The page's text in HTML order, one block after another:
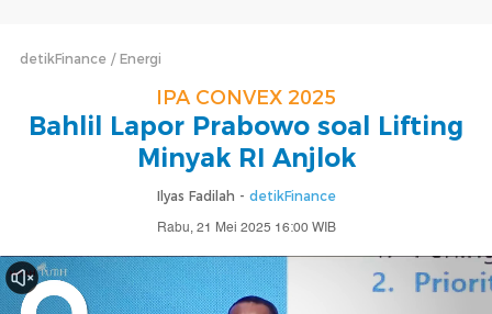
detikFinance Energi
IPA CONVEX 2025
Bahlil Lapor Prabowo soal Lifting
Minyak RI Anjlok
Ilyas Fadilah - detikFinance
Rabu, 21 Mei 2025 16:00 WIB